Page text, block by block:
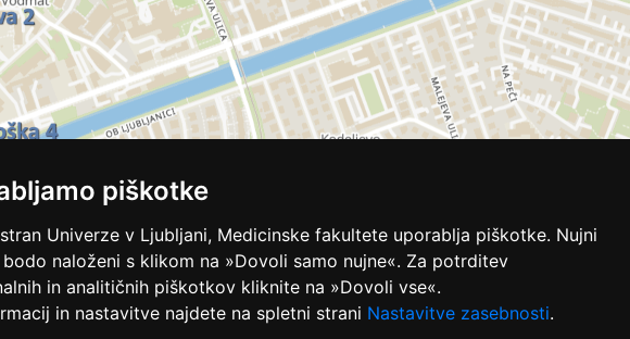
piškotke
Univerze v Ljubljani, Medicinske fakultete uporablja piškotke. Nujni
naloženi s klikom na »Dovoli samo nujne«. Za potrditev
in analitičnih piškotkov kliknite na »Dovoli vse«.
in nastavitve najdete na spletni strani Nastavitve zasebnosti.